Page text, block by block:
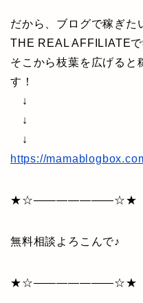
だから、ブログで稼ぎた
THE REAL AFFILIATEで
そこから枝葉を広げると
す！
↓
↓
↓
https://
★☆———————☆★
無料相談よろこんで♪
★☆———————☆★